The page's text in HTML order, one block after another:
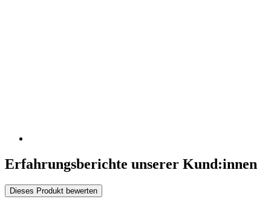
Erfahrungsberichte unserer Kund:innen
Dieses Produkt bewerten